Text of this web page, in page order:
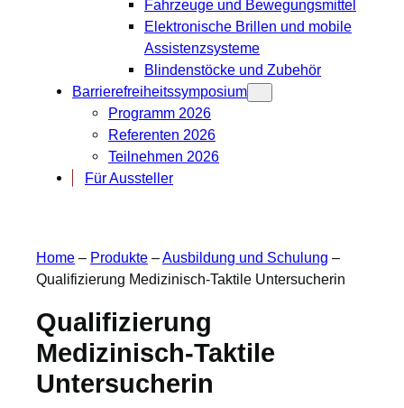
Fahrzeuge und Bewegungsmittel
Elektronische Brillen und mobile
Assistenzsysteme
Blindenstöcke und Zubehör
Barrierefreiheitssymposium
Programm 2026
Referenten 2026
Teilnehmen 2026
Für Aussteller
Home – Produkte –Ausbildung und Schulung –
Qualifizierung Medizinisch-Taktile Untersucherin
Qualifizierung
Medizinisch-Taktile
Untersucherin